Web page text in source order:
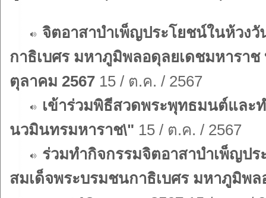
จิตอาสาบำเพ็ญประโยชน์ในห้วง
กาธิเบศร มหาภูมิพลอดุลยเดชมหารา
ตุลาคม 2567 15 / ต.ค. / 2567
เข้าร่วมพิธีสวดพระพุทธมนต์และ
นวมินทรมหาราช\" 15 / ต.ค. / 2567
ร่วมทำกิจกรรมจิตอาสาบำเพ็ญป
สมเด็จพระบรมชนกาธิเบศร มหาภูมิพ